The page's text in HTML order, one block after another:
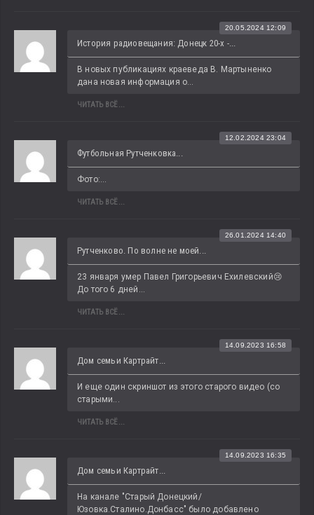
История радиовещания: Донецк 20-х -...
20.05.2024 12:09
В новых публикациях краеведа В. Мартыненко
дана новая информация о...
ЧИТАТЬ ВСЁ...
Футбольная Рутченковка...
12.02.2024 23:04
Фото:...
ЧИТАТЬ ВСЁ...
Рутченково. По волне не моей...
26.01.2024 14:40
23 января умер Павел Григорьевич Ехилевский😢
До того 6 дней...
ЧИТАТЬ ВСЁ...
Дом семьи Картрайт...
14.09.2023 16:58
И еще один скриншот из этого старого видео (со
старыми...
ЧИТАТЬ ВСЁ...
Дом семьи Картрайт...
14.09.2023 16:35
На канале "Старый Донецкий/
Юзовка.Сталино.Донбасс" было добавлено